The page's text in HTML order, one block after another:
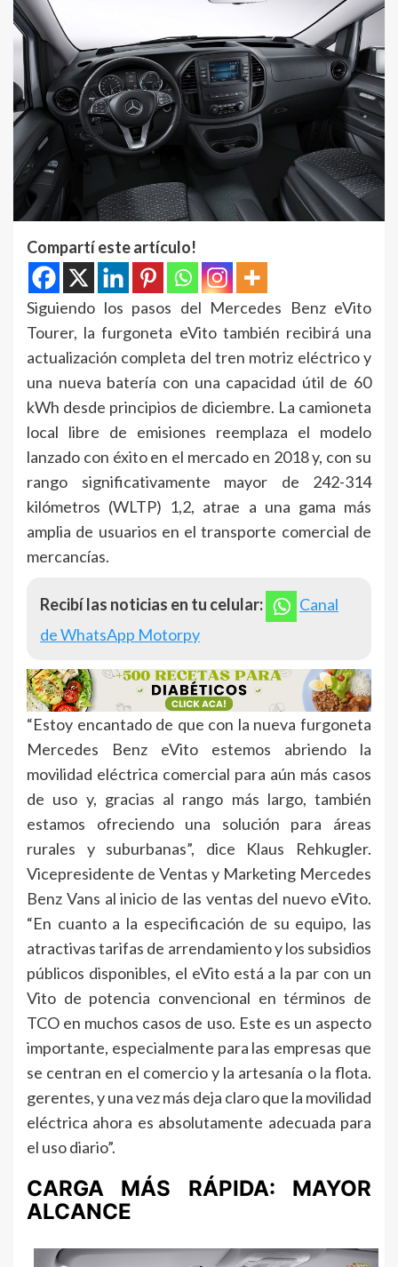
Compartí este artículo!
Siguiendo los pasos del Mercedes Benz eVito
Tourer, la furgoneta eVito también recibirá una
actualización completa del tren motriz eléctrico y
una nueva batería con una capacidad útil de 60
kWh desde principios de diciembre. La camioneta
local libre de emisiones reemplaza el modelo
lanzado con éxito en el mercado en 2018 y, con su
rango significativamente mayor de 242-314
kilómetros (WLTP) 1,2, atrae a una gama más
amplia de usuarios en el transporte comercial de
mercancías.
Recibí las noticias en tu celular:
Canal
de WhatsApp Motorpy
“Estoy encantado de que con la nueva furgoneta
Mercedes Benz eVito estemos abriendo la
movilidad eléctrica comercial para aún más casos
de uso y, gracias al rango más largo, también
estamos ofreciendo una solución para áreas
rurales y suburbanas”, dice Klaus Rehkugler.
Vicepresidente de Ventas y Marketing Mercedes
Benz Vans al inicio de las ventas del nuevo eVito.
“En cuanto a la especificación de su equipo, las
atractivas tarifas de arrendamiento y los subsidios
públicos disponibles, el eVito está a la par con un
Vito de potencia convencional en términos de
TCO en muchos casos de uso. Este es un aspecto
importante, especialmente para las empresas que
se centran en el comercio y la artesanía o la flota.
gerentes, y una vez más deja claro que la movilidad
eléctrica ahora es absolutamente adecuada para
el uso diario”.
CARGA MÁS RÁPIDA: MAYOR
ALCANCE